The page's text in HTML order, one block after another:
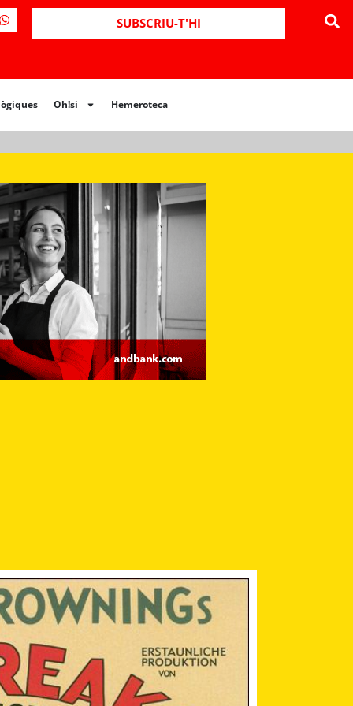
SUBSCRIU-T'HI
Oh!si Hemeroteca
Hemeroteca